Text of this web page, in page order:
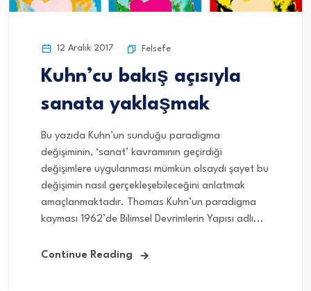
12 Aralık 2017 Felsefe
Kuhn’cu bakış açısıyla
sanata yaklaşmak
Bu yazıda Kuhn’un sunduğu paradigma
değişiminin, ‘sanat’ kavramının geçirdiği
değişimlere uygulanması mümkün olsaydı şayet bu
değişimin nasıl gerçekleşebileceğini anlatmak
amaçlanmaktadır. Thomas Kuhn’un paradigma
kayması 1962’de Bilimsel Devrimlerin Yapısı adlı...
Continue Reading